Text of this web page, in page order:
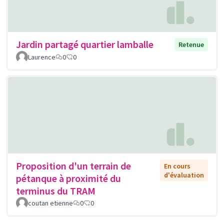
Jardin partagé quartier lamballe
Retenue
Laurence
0 0
Proposition d'un terrain de
pétanque à proximité du
terminus du TRAM
En cours
d'évaluation
coutan etienne 0 0